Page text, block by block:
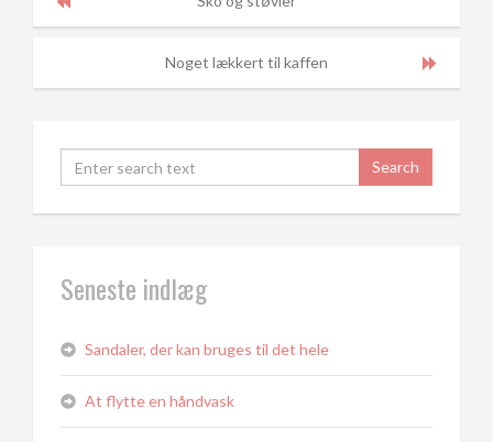
Noget lækkert til kaffen
Seneste indlæg
Sandaler, der kan bruges til det hele
At flytte en håndvask